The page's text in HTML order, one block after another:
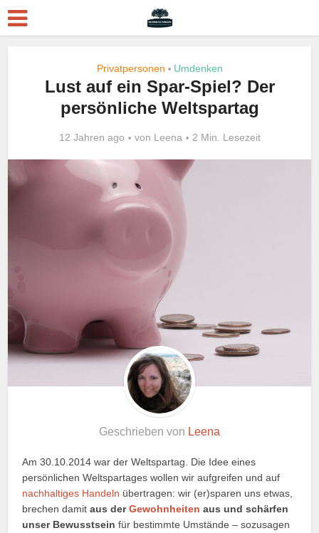
Privatpersonen • Umdenken
Lust auf ein Spar-Spiel? Der
persönliche Weltspartag
12 Jahren ago von Leena 2 Min. Lesezeit
Geschrieben von Leena
Am 30.10.2014 war der Weltspartag. Die Idee eines
persönlichen Weltspartages wollen wir aufgreifen und auf
nachhaltiges Handeln übertragen: wir (er)sparen uns etwas,
brechen damitaus derGewohnheiten aus und schärfen
unser Bewusstsein für bestimmte Umstände – sozusagen